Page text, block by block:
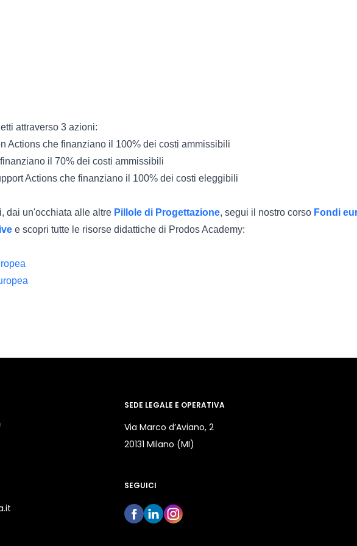
attraverso 3 azioni:
Actions che finanziano il 100% dei costi ammissibili
il 70% dei costi ammissibili
Actions che finanziano il 100% dei costi eleggibili
dai un'occhiata alle altre Pillole di Progettazione, segui il nostro corso Fondi
e scopri tutte le risorse didattiche di Prodos Academy:
SEDE LEGALE E OPERATIVA
Via Marco d’Aviano, 2
20131 Milano (MI)
SEGUICI